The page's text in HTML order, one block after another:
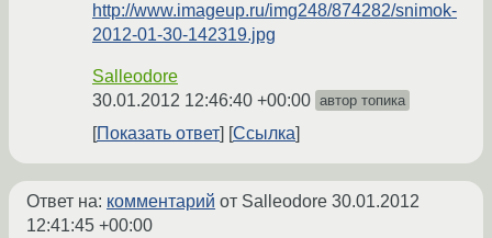
http://www.imageup.ru/img248/874282/snimok-
2012-01-30-142319.jpg
Salleodore
30.01.2012 12:46:40 +00:00 автор топика
Показать ответ Ссылка
Ответ на: комментарий от Salleodore 30.01.2012
12:41:45 +00:00